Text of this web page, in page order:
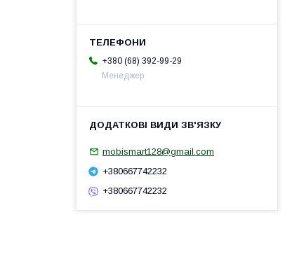
+380 (68) 392-99-29
Менеджер
mobismart128@gmail.com
+380667742232
+380667742232